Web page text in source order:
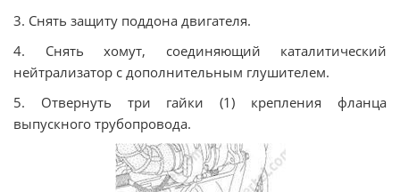
3. Снять защиту поддона двигателя.
4. Снять хомут, соединяющий каталитический
нейтрализатор с дополнительным глушителем.
5. Отвернуть три гайки (1) крепления фланца
выпускного трубопровода.